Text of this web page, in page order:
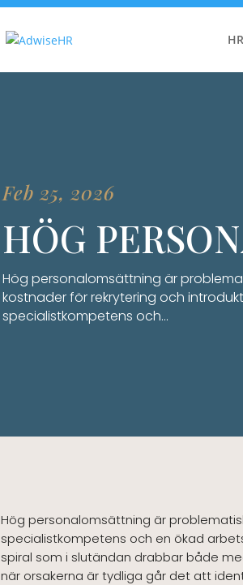
Feb 25, 2026
HÖG
Hög personalomsättning är
kostnader för rekrytering och
specialistkompetens och…
Hög personalomsättning är
specialistkompetens och en ökad
spiral som i slutändan drabbar både
när orsakerna är tydliga går det att